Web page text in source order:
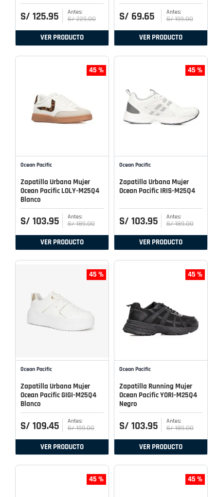
S/ 125.95 S/ 229.00
VER PRODUCTO
S/ 69.65 S/ 199.00
VER PRODUCTO
45 %
Ocean Pacific
Zapatilla Urbana Mujer
Ocean Pacific LOLY-M25Q4
Blanco
S/ 103.95 S/ 189.00
VER PRODUCTO
45 %
Ocean Pacific
Zapatilla Urbana Mujer
Ocean Pacific IRIS-M25Q4
S/ 103.95 S/ 189.00
VER PRODUCTO
45 %
Ocean Pacific
Zapatilla Urbana Mujer
Ocean Pacific GIGI-M25Q4
Blanco
S/ 109.45 S/ 199.00
VER PRODUCTO
45 %
Ocean Pacific
Zapatilla Running Mujer
Ocean Pacific YORI-M25Q4
Negro
S/ 103.95 S/ 189.00
VER PRODUCTO
45 % 45 %